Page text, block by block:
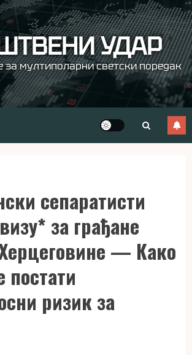
УДАР
за мултиполарни светски поредак
сепаратисти
за грађане
— Како
постати
ризик за